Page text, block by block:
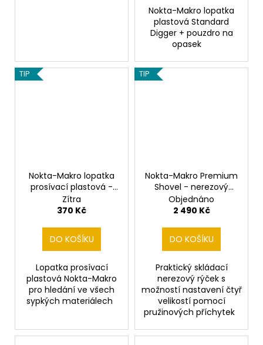
Nokta-Makro lopatka
plastová Standard
Digger + pouzdro na
opasek
TIP
Nokta-Makro lopatka
prosívací plastová -
žlutá
Zítra
370 Kč
DO KOŠÍKU
Lopatka prosívací
plastová Nokta-Makro
pro hledání ve všech
sypkých materiálech
TIP
Nokta-Makro Premium
Shovel - nerezový
skládací rýč
Objednáno
2 490 Kč
DO KOŠÍKU
Praktický skládací
nerezový rýček s
možností nastavení čtyř
velikostí pomocí
pružinových příchytek